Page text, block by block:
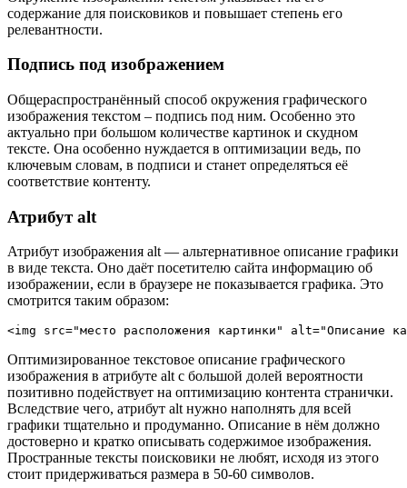
содержание для поисковиков и повышает степень его
релевантности.
Подпись под изображением
Общераспространённый способ окружения графического
изображения текстом – подпись под ним. Особенно это
актуально при большом количестве картинок и скудном
тексте. Она особенно нуждается в оптимизации ведь, по
ключевым словам, в подписи и станет определяться её
соответствие контенту.
Атрибут alt
Атрибут изображения alt — альтернативное описание графики
в виде текста. Оно даёт посетителю сайта информацию об
изображении, если в браузере не показывается графика. Это
смотрится таким образом:
<img src="место расположения картинки" alt="Описание
Оптимизированное текстовое описание графического
изображения в атрибуте alt с большой долей вероятности
позитивно подействует на оптимизацию контента странички.
Вследствие чего, атрибут alt нужно наполнять для всей
графики тщательно и продуманно. Описание в нём должно
достоверно и кратко описывать содержимое изображения.
Пространные тексты поисковики не любят, исходя из этого
стоит придерживаться размера в 50-60 символов.